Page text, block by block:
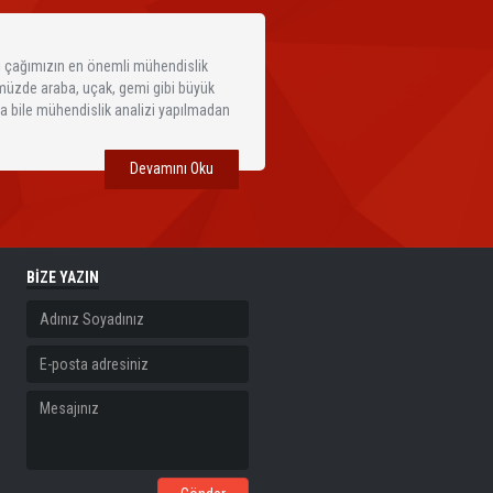
en önemli mühendislik
araba, uçak, gemi gibi büyük
bile mühendislik analizi yapılmadan
Devamını Oku
BİZE YAZIN